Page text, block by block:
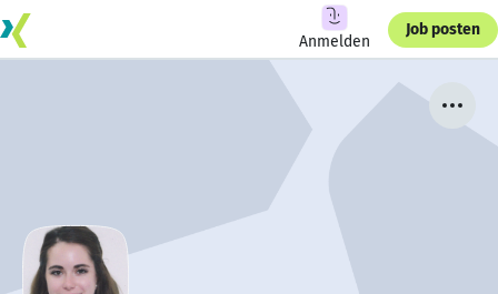
Anmelden
Job posten